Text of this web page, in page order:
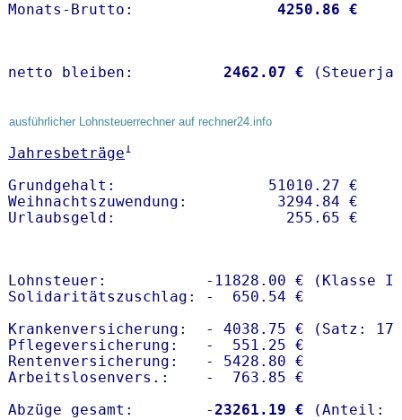
Monats-Brutto: 4250.86 €
netto bleiben: 2462.07 €
ausführlicher Lohnsteuerrechner auf rechner24.info
Jahresbeträge1
Grundgehalt:                 51010.27 €
Weihnachtszuwendung:          3294.84 €
Lohnsteuer:           -11828.00 € (Klasse I)
Solidaritätszuschlag: -  650.54 €
Krankenversicherung:  - 4038.75 € (Satz:
Pflegeversicherung:   -  551.25 €
Rentenversicherung:   - 5428.80 €
Arbeitslosenvers.:    -  763.85 €
Abzüge gesamt:        -23261.19 €